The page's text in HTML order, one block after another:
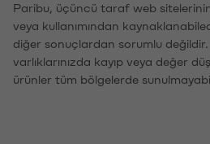
Paribu, üçüncü taraf web
veya kullanımından
diğer sonuçlardan sorumlu değildir.
varlıklarınızda kayıp veya değer
ürünler tüm bölgelerde